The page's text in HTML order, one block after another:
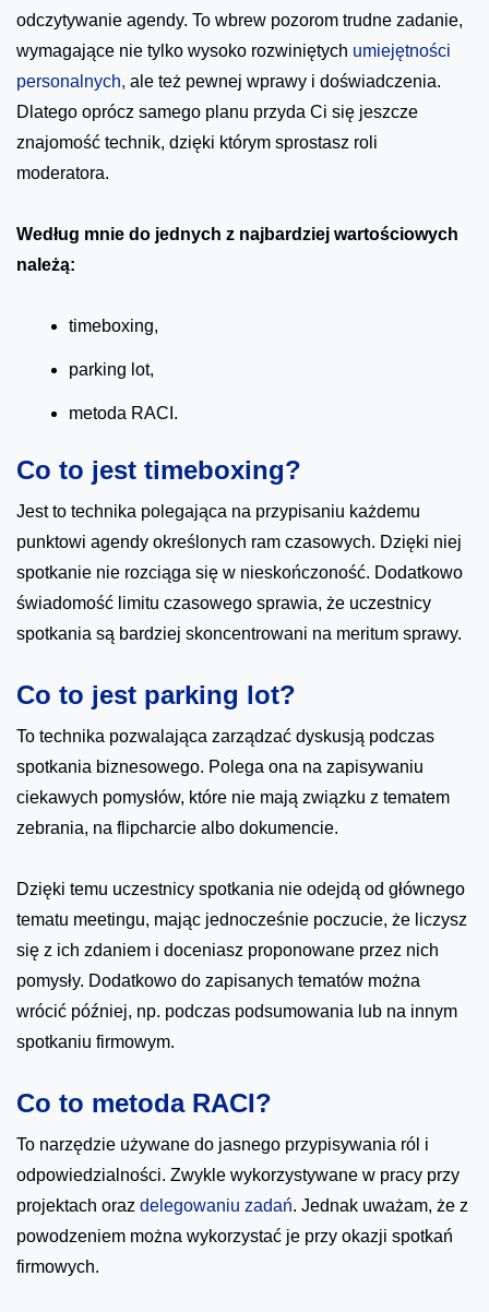
odczytywanie agendy. To wbrew pozorom trudne zadanie,
wymagające nie tylko wysoko rozwiniętych umiejętności
personalnych, ale też pewnej wprawy i doświadczenia.
Dlatego oprócz samego planu przyda Ci się jeszcze
znajomość technik, dzięki którym sprostasz roli
moderatora.
Według mnie do jednych z najbardziej wartościowych
należą:
timeboxing,
parking lot,
metoda RACI.
Co to jest timeboxing?
Jest to technika polegająca na przypisaniu każdemu
punktowi agendy określonych ram czasowych. Dzięki niej
spotkanie nie rozciąga się w nieskończoność. Dodatkowo
świadomość limitu czasowego sprawia, że uczestnicy
spotkania są bardziej skoncentrowani na meritum sprawy.
Co to jest parking lot?
To technika pozwalająca zarządzać dyskusją podczas
spotkania biznesowego. Polega ona na zapisywaniu
ciekawych pomysłów, które nie mają związku z tematem
zebrania, na flipcharcie albo dokumencie.
Dzięki temu uczestnicy spotkania nie odejdą od głównego
tematu meetingu, mając jednocześnie poczucie, że liczysz
się z ich zdaniem i doceniasz proponowane przez nich
pomysły. Dodatkowo do zapisanych tematów można
wrócić później, np. podczas podsumowania lub na innym
spotkaniu firmowym.
Co to metoda RACI?
To narzędzie używane do jasnego przypisywania ról i
odpowiedzialności. Zwykle wykorzystywane w pracy przy
projektach oraz delegowaniu zadań. Jednak uważam, że z
powodzeniem można wykorzystać je przy okazji spotkań
firmowych.